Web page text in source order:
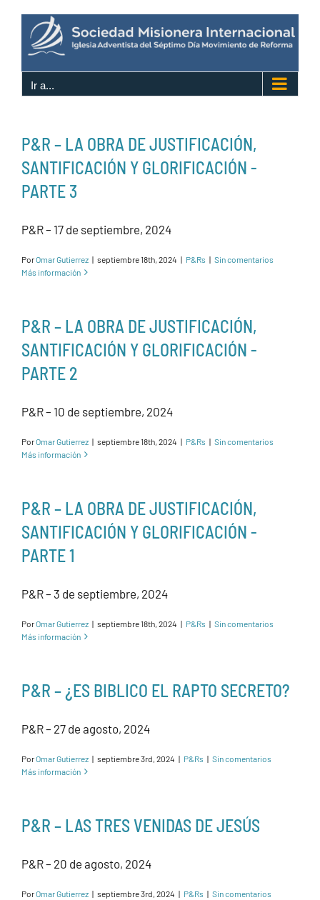
contenido
Ir a...
P&R – LA OBRA DE JUSTIFICACIÓN,
SANTIFICACIÓN Y GLORIFICACIÓN -
PARTE 3
P&R – 17 de septiembre, 2024
PorOmar Gutierrez | septiembre 18th, 2024 | P&Rs | Sin comentarios
Más información
P&R – LA OBRA DE JUSTIFICACIÓN,
SANTIFICACIÓN Y GLORIFICACIÓN -
PARTE 2
P&R – 10 de septiembre, 2024
PorOmar Gutierrez | septiembre 18th, 2024 | P&Rs | Sin comentarios
Más información
P&R – LA OBRA DE JUSTIFICACIÓN,
SANTIFICACIÓN Y GLORIFICACIÓN -
PARTE 1
P&R – 3 de septiembre, 2024
PorOmar Gutierrez | septiembre 18th, 2024 | P&Rs | Sin comentarios
Más información
P&R – ¿ES BIBLICO EL RAPTO SECRETO?
P&R – 27 de agosto, 2024
PorOmar Gutierrez | septiembre 3rd, 2024 | P&Rs | Sin comentarios
Más información
P&R – LAS TRES VENIDAS DE JESÚS
P&R – 20 de agosto, 2024
PorOmar Gutierrez | septiembre 3rd, 2024 | P&Rs | Sin comentarios